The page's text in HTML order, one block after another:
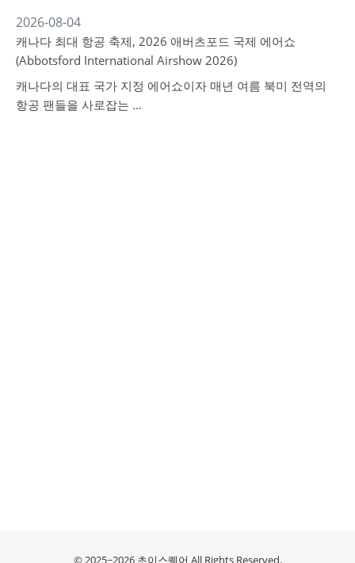
2026-08-04
캐나다 최대 항공 축제, 2026 애버츠포드 국제 에어쇼
(Abbotsford International Airshow 2026)
캐나다의 대표 국가 지정 에어쇼이자 매년 여름 북미 전역의
항공 팬들을 사로잡는 …
© 2025~2026 초이스퀘어 All Rights Reserved.